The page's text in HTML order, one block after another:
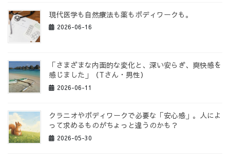
現代医学も自然療法も薬もボディワークも。
2026-06-16
「さまざまな内面的な変化と、深い安らぎ、爽快感を
感じました」（Tさん・男性）
2026-06-11
クラニオやボディワークで必要な「安心感」。人によ
って求めるものがちょっと違うのかも？
2026-05-30